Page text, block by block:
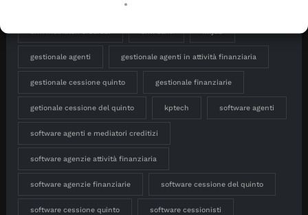
crm mediatori creditizi crm oam finjob
gestionale agenti gestionale agenti in attività finanziaria
gestionale cessione quinto gestionale finanziarie
getionale cessione del quinto kptech software agenti
software agenti e mediatori creditizi
software agenzie attività finanziaria
software agenzie finanziarie software cessione del quinto
software cessione quinto software cessionisti